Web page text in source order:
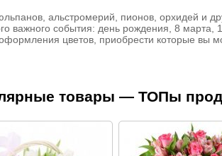
альстромерий, пионов, орхидей и
важного события: день рождения, 8
цветов, приобрести которые вы
товары — ТОПы